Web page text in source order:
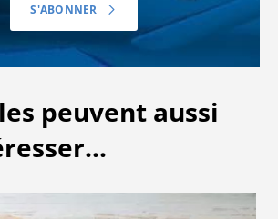
S'ABONNER
peuvent aussi